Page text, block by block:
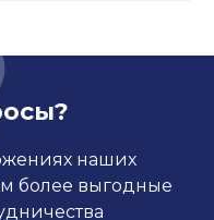
наших
более выгодные